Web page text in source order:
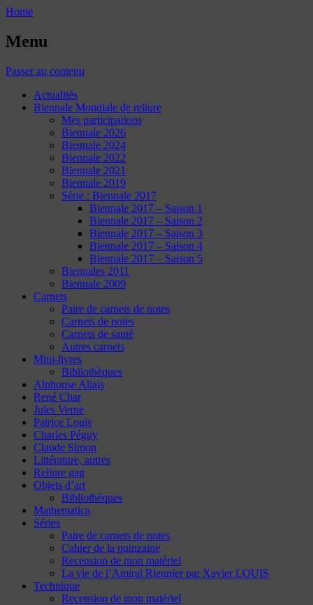
Home
Menu
Passer au contenu
Actualités
Biennale Mondiale de reliure
Mes participations
Biennale 2026
Biennale 2024
Biennale 2022
Biennale 2021
Biennale 2019
Série : Biennale 2017
Biennale 2017 – Saison 1
Biennale 2017 – Saison 2
Biennale 2017 – Saison 3
Biennale 2017 – Saison 4
Biennale 2017 – Saison 5
Biennales 2011
Biennale 2009
Carnets
Paire de carnets de notes
Carnets de notes
Carnets de santé
Autres carnets
Mini-livres
Bibliothèques
Alphonse Allais
René Char
Jules Verne
Patrice Louis
Charles Péguy
Claude Simon
Littérature, autres
Reliure gag
Objets d’art
Bibliothèques
Mathematica
Séries
Paire de carnets de notes
Cahier de la quinzaine
Recension de mon matériel
La vie de l’Amiral Rieunier par Xavier LOUIS
Technique
Recension de mon matériel